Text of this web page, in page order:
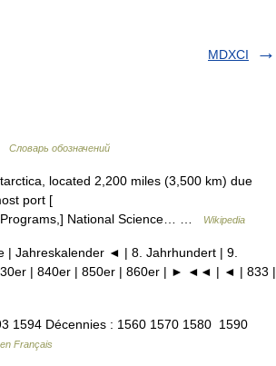
MDXCI
Словарь обозначений
located 2,200 miles (3,500 km) due
port [
Programs,] National Science… …
Wikipedia
| Jahreskalender ◄ | 8. Jahrhundert | 9.
| 840er | 850er | 860er | ► ◄◄ | ◄ | 833 |
1594 Décennies : 1560 1570 1580 1590
Français